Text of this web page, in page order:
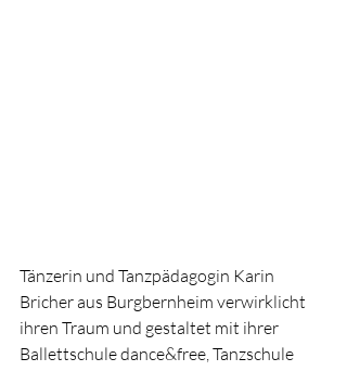
Tänzerin und Tanzpädagogin Karin
Bricher aus Burgbernheim verwirklicht
ihren Traum und gestaltet mit ihrer
Ballettschule dance&free, Tanzschule